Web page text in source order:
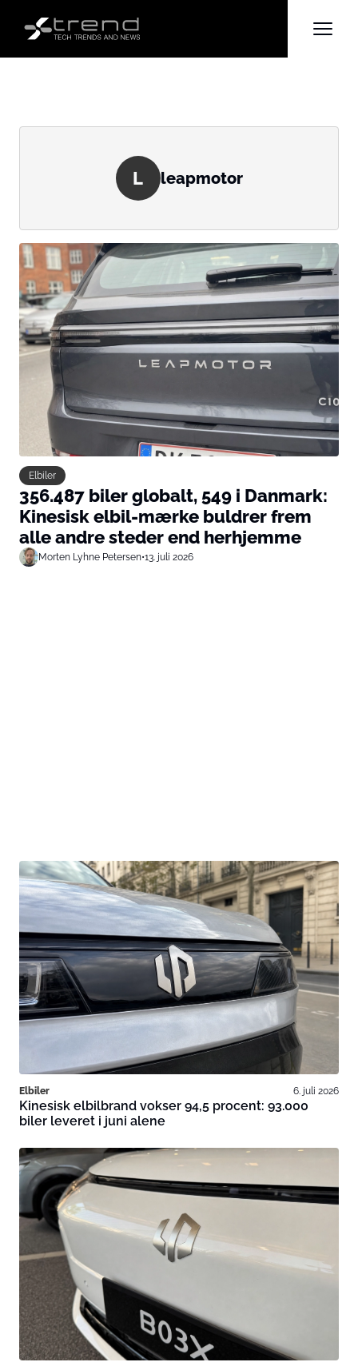
L leapmotor
Elbiler
356.487 biler globalt, 549 i Danmark:
Kinesisk elbil-mærke buldrer frem
alle andre steder end herhjemme
Morten Lyhne Petersen•13. juli 2026
Elbiler 6. juli 2026
Kinesisk elbilbrand vokser 94,5 procent: 93.000
biler leveret i juni alene